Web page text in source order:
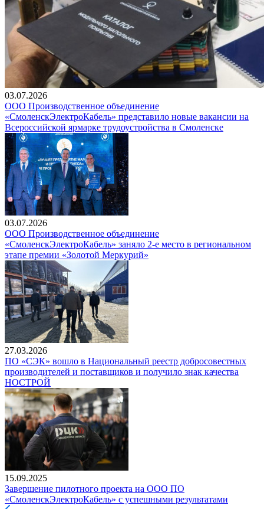
03.07.2026
ООО Производственное объединение
«СмоленскЭлектроКабель» представило новые вакансии на
Всероссийской ярмарке трудоустройства в Смоленске
03.07.2026
ООО Производственное объединение
«СмоленскЭлектроКабель» заняло 2-е место в региональном
этапе премии «Золотой Меркурий»
27.03.2026
ПО «СЭК» вошло в Национальный реестр добросовестных
производителей и поставщиков и получило знак качества
НОСТРОЙ
15.09.2025
Завершение пилотного проекта на ООО ПО
«СмоленскЭлектроКабель» с успешными результатами